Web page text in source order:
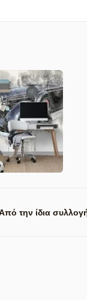
την ίδια